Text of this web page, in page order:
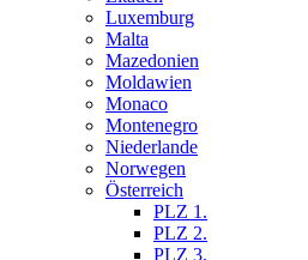
Luxemburg
Malta
Mazedonien
Moldawien
Monaco
Montenegro
Niederlande
Norwegen
Österreich
PLZ 1.
PLZ 2.
PLZ 3.